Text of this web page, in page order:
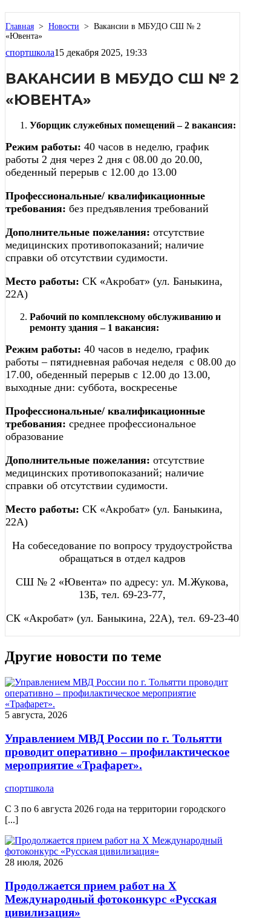
Главная > Новости > Вакансии в МБУДО СШ № 2
«Ювента»
спортшкола15 декабря 2025, 19:33
ВАКАНСИИ В МБУДО СШ № 2
«ЮВЕНТА»
Уборщик служебных помещений – 2 вакансия:
Режим работы: 40 часов в неделю, график
работы 2 дня через 2 дня с 08.00 до 20.00,
обеденный перерыв с 12.00 до 13.00
Профессиональные/ квалификационные
требования: без предъявления требований
Дополнительные пожелания: отсутствие
медицинских противопоказаний; наличие
справки об отсутствии судимости.
Место работы: СК «Акробат» (ул. Баныкина,
22А)
Рабочий по комплексному обслуживанию и
ремонту здания – 1 вакансия:
Режим работы: 40 часов в неделю, график
работы – пятидневная рабочая неделя с 08.00 до
17.00, обеденный перерыв с 12.00 до 13.00,
выходные дни: суббота, воскресенье
Профессиональные/ квалификационные
требования: среднее профессиональное
образование
Дополнительные пожелания: отсутствие
медицинских противопоказаний; наличие
справки об отсутствии судимости.
Место работы: СК «Акробат» (ул. Баныкина,
22А)
На собеседование по вопросу трудоустройства
обращаться в отдел кадров
СШ № 2 «Ювента» по адресу: ул. М.Жукова,
13Б, тел. 69-23-77,
СК «Акробат» (ул. Баныкина, 22А), тел. 69-23-40
Другие новости по теме
5 августа, 2026
Управлением МВД России по г. Тольятти
проводит оперативно – профилактическое
мероприятие «Трафарет».
спортшкола
С 3 по 6 августа 2026 года на территории городского
[...]
28 июля, 2026
Продолжается прием работ на Х
Международный фотоконкурс «Русская
цивилизация»